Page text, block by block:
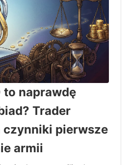
to naprawdę
Trader
czynniki pierwsze
armii